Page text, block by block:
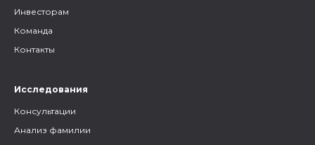
Инвесторам
Команда
Контакты
Исследования
Консультации
Анализ фамилии